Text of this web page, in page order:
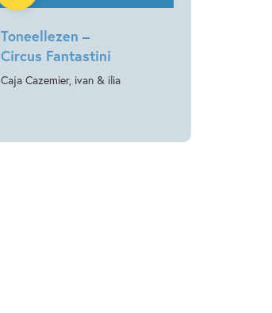
Toneellezen –
Circus Fantastini
Caja Cazemier, ivan & ilia